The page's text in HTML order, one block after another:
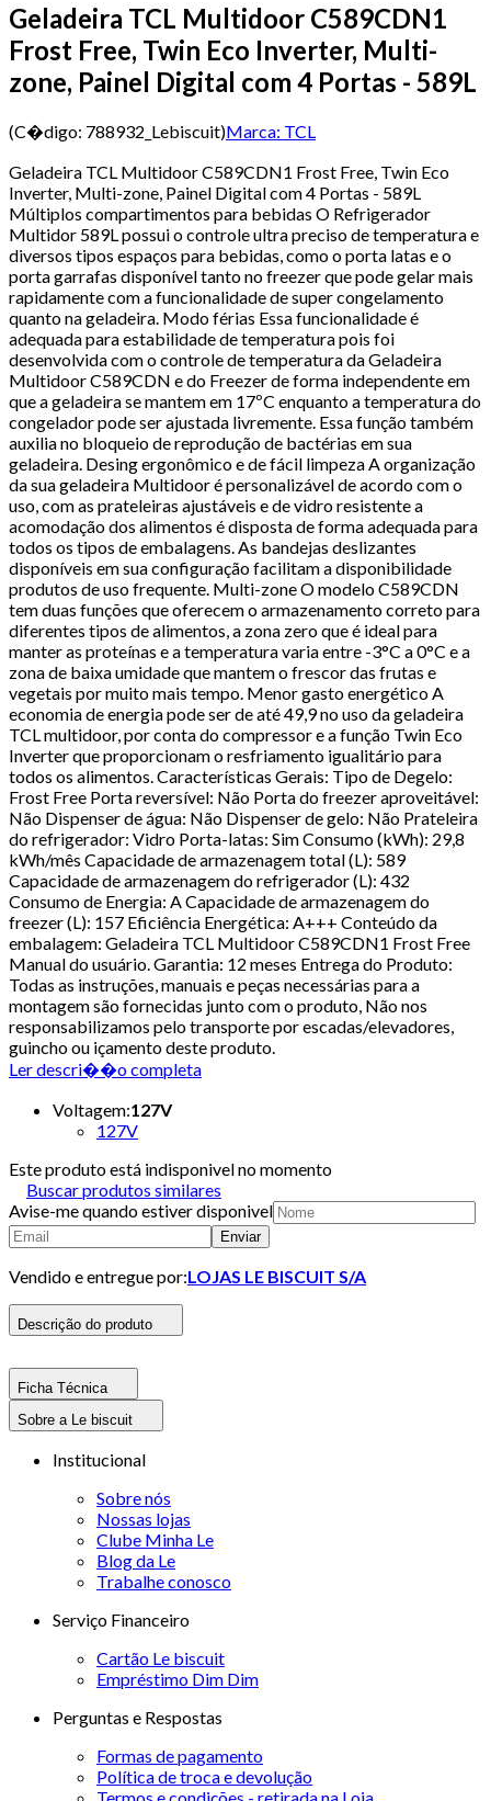
Geladeira TCL Multidoor C589CDN1
Frost Free, Twin Eco Inverter, Multi-
zone, Painel Digital com 4 Portas - 589L
(C�digo: 788932_Lebiscuit)Marca: TCL
Geladeira TCL Multidoor C589CDN1 Frost Free, Twin Eco
Inverter, Multi-zone, Painel Digital com 4 Portas - 589L
Múltiplos compartimentos para bebidas O Refrigerador
Multidor 589L possui o controle ultra preciso de temperatura e
diversos tipos espaços para bebidas, como o porta latas e o
porta garrafas disponível tanto no freezer que pode gelar mais
rapidamente com a funcionalidade de super congelamento
quanto na geladeira. Modo férias Essa funcionalidade é
adequada para estabilidade de temperatura pois foi
desenvolvida com o controle de temperatura da Geladeira
Multidoor C589CDN e do Freezer de forma independente em
que a geladeira se mantem em 17ºC enquanto a temperatura do
congelador pode ser ajustada livremente. Essa função também
auxilia no bloqueio de reprodução de bactérias em sua
geladeira. Desing ergonômico e de fácil limpeza A organização
da sua geladeira Multidoor é personalizável de acordo com o
uso, com as prateleiras ajustáveis e de vidro resistente a
acomodação dos alimentos é disposta de forma adequada para
todos os tipos de embalagens. As bandejas deslizantes
disponíveis em sua configuração facilitam a disponibilidade
produtos de uso frequente. Multi-zone O modelo C589CDN
tem duas funções que oferecem o armazenamento correto para
diferentes tipos de alimentos, a zona zero que é ideal para
manter as proteínas e a temperatura varia entre -3°C a 0°C e a
zona de baixa umidade que mantem o frescor das frutas e
vegetais por muito mais tempo. Menor gasto energético A
economia de energia pode ser de até 49,9 no uso da geladeira
TCL multidoor, por conta do compressor e a função Twin Eco
Inverter que proporcionam o resfriamento igualitário para
todos os alimentos. Características Gerais: Tipo de Degelo:
Frost Free Porta reversível: Não Porta do freezer aproveitável:
Não Dispenser de água: Não Dispenser de gelo: Não Prateleira
do refrigerador: Vidro Porta-latas: Sim Consumo (kWh): 29,8
kWh/mês Capacidade de armazenagem total (L): 589
Capacidade de armazenagem do refrigerador (L): 432
Consumo de Energia: A Capacidade de armazenagem do
freezer (L): 157 Eficiência Energética: A+++ Conteúdo da
embalagem: Geladeira TCL Multidoor C589CDN1 Frost Free
Manual do usuário. Garantia: 12 meses Entrega do Produto:
Todas as instruções, manuais e peças necessárias para a
montagem são fornecidas junto com o produto, Não nos
responsabilizamos pelo transporte por escadas/elevadores,
guincho ou içamento deste produto.
Ler descri��o completa
Voltagem:127V
127V
Este produto está indisponivel no momento
Buscar produtos similares
Avise-me quando estiver disponivel
Enviar
Vendido e entregue por:LOJAS LE BISCUIT S/A
Descrição do produto
Ficha Técnica
Sobre a Le biscuit
Institucional
Sobre nós
Nossas lojas
Clube Minha Le
Blog da Le
Trabalhe conosco
Serviço Financeiro
Cartão Le biscuit
Empréstimo Dim Dim
Perguntas e Respostas
Formas de pagamento
Política de troca e devolução